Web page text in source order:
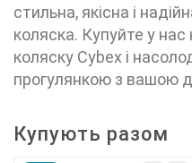
стильна, якісна і
коляска. Купуйте у
коляску Cybex і
прогулянкою з вашою
Купують разом